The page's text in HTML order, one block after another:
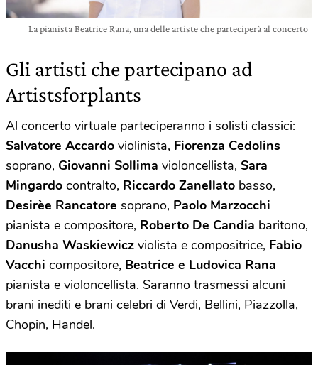
La pianista Beatrice Rana, una delle artiste che parteciperà al concerto
Gli artisti che partecipano ad
Artistsforplants
Al concerto virtuale parteciperanno i solisti classici:
Salvatore Accardo violinista, Fiorenza Cedolins
soprano, Giovanni Sollima violoncellista, Sara
Mingardo contralto, Riccardo Zanellato basso,
Desirèe Rancatore soprano, Paolo Marzocchi
pianista e compositore, Roberto De Candia baritono,
Danusha Waskiewicz violista e compositrice, Fabio
Vacchi compositore, Beatrice e Ludovica Rana
pianista e violoncellista. Saranno trasmessi alcuni
brani inediti e brani celebri di Verdi, Bellini, Piazzolla,
Chopin, Handel.